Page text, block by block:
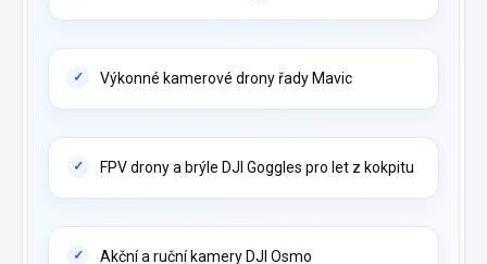
Výkonné kamerové drony řady Mavic
FPV drony a brýle DJI Goggles pro let z kokpitu
Akční a ruční kamery DJI Osmo